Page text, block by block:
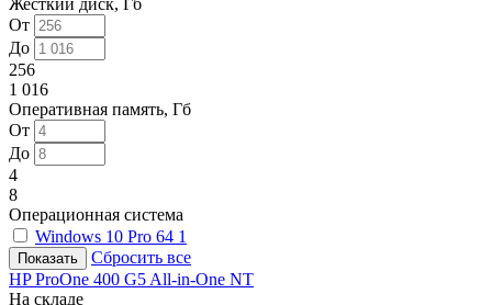
От
До
256
1 016
Оперативная память, Гб
От
До
4
8
Операционная система
Windows 10 Pro 64 1
Сбросить все
HP ProOne 400 G5 All-in-One NT
На складе